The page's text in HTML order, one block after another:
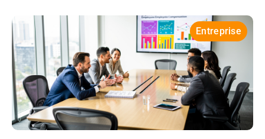
Entreprise